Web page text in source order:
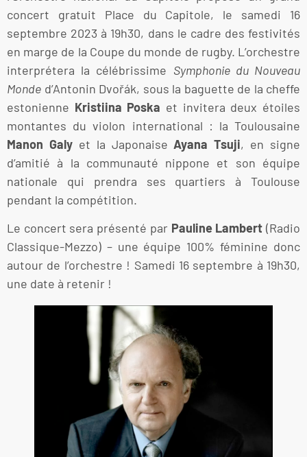
concert gratuit Place du Capitole, le samedi 16
septembre 2023 à 19h30, dans le cadre des festivités
en marge de la Coupe du monde de rugby. L’orchestre
interprétera la célébrissime Symphonie du Nouveau
Monde d’Antonin Dvořák, sous la baguette de la cheffe
estonienne Kristiina Poska et invitera deux étoiles
montantes du violon international : la Toulousaine
Manon Galyet la Japonaise Ayana Tsuji, en signe
d’amitié à la communauté nippone et son équipe
nationale qui prendra ses quartiers à Toulouse
pendant la compétition.
Le concert sera présenté par Pauline Lambert (Radio
Classique-Mezzo) – une équipe 100% féminine donc
autour de l’orchestre ! Samedi 16 septembre à 19h30,
une date à retenir !